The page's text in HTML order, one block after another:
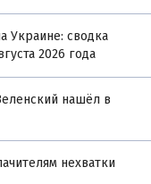
Украине: сводка
2026 года
нашёл в
нехватки